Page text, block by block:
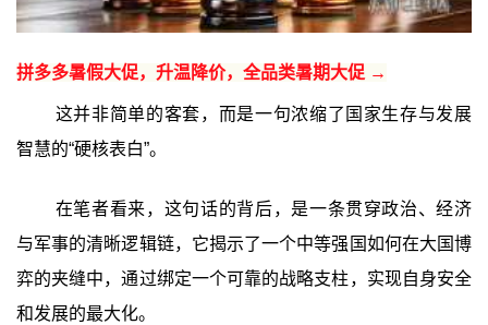
拼多多暑假大促，升温降价，全品类暑期大促 →
这并非简单的客套，而是一句浓缩了国家生存与发展
智慧的“硬核表白”。
在笔者看来，这句话的背后，是一条贯穿政治、经济
与军事的清晰逻辑链，它揭示了一个中等强国如何在大国博
弈的夹缝中，通过绑定一个可靠的战略支柱，实现自身安全
和发展的最大化。